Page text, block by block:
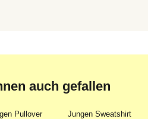
auch gefallen
Pullover
Jungen Sweatshirt